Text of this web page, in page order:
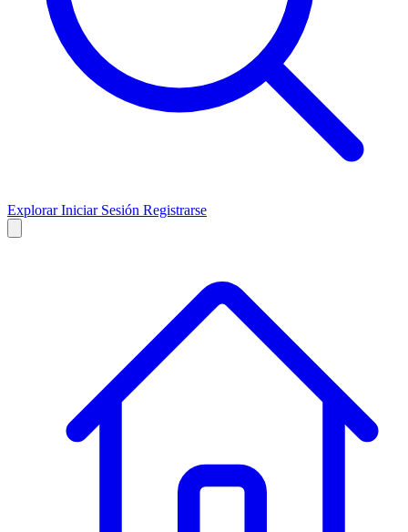
ExplorarIniciar Sesión Registrarse